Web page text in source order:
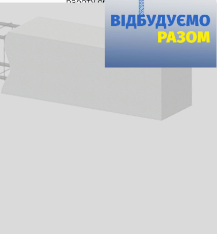
Контроль качества: Простой